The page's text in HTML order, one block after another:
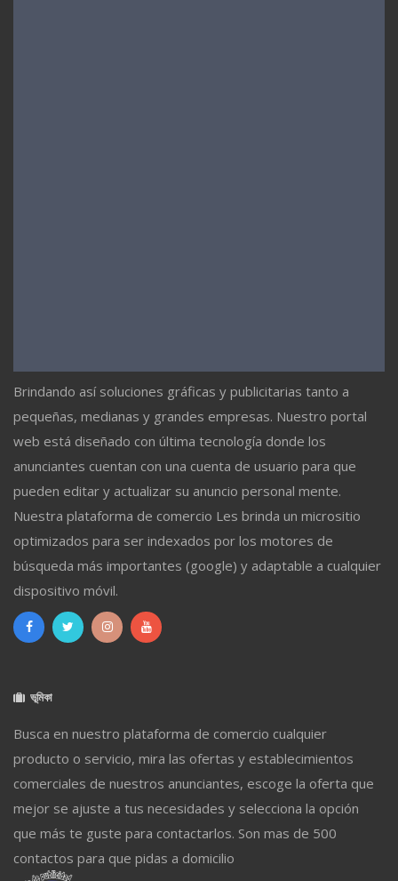
Brindando así soluciones gráficas y publicitarias tanto a
pequeñas, medianas y grandes empresas. Nuestro portal
web está diseñado con última tecnología donde los
anunciantes cuentan con una cuenta de usuario para que
pueden editar y actualizar su anuncio personal mente.
Nuestra plataforma de comercio Les brinda un micrositio
optimizados para ser indexados por los motores de
búsqueda más importantes (google) y adaptable a cualquier
dispositivo móvil.
ভূমিকা
Busca en nuestro plataforma de comercio cualquier
producto o servicio, mira las ofertas y establecimientos
comerciales de nuestros anunciantes, escoge la oferta que
mejor se ajuste a tus necesidades y selecciona la opción
que más te guste para contactarlos. Son mas de 500
contactos para que pidas a domicilio